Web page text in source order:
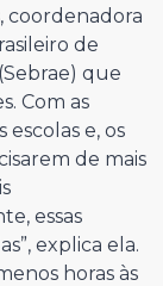
coordenadora
de
que
Com as
e, os
de mais
essas
explica ela.
horas às